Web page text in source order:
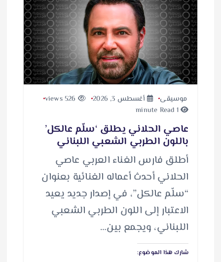
موسيقى أغسطس 3, 2026
1 minute Read
عاصي الحلاني يطلق ‘سلّم عالكل’
باللون الطربي الشعبي اللبناني
أطلق فارس الغناء العربي عاصي
الحلاني أحدث أعماله الغنائية بعنوان
“سلّم عالكل”، في إصدار جديد يعيد
الاعتبار إلى اللون الطربي الشعبي
اللبناني، ويجمع بين…
شارك هذا الموضوع: